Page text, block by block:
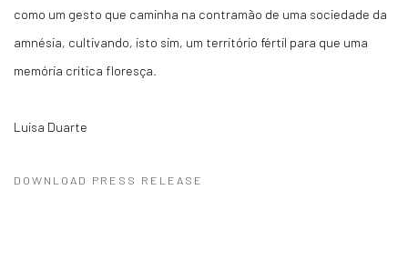
como um gesto que caminha na contramão de uma sociedade da
amnésia, cultivando, isto sim, um território fértil para que uma
memória crítica floresça.
Luisa Duarte
DOWNLOAD PRESS RELEASE